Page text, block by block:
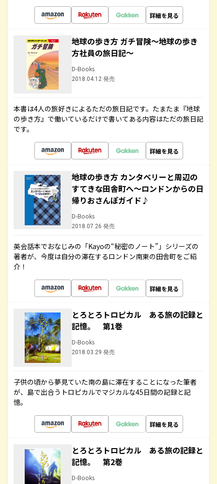
詳細を見る
地球の歩き方 ガチ冒険～地球の歩き
方社員の旅日記～
D-Books
2018.04.12 発売
本書は4人の旅好きによるただの旅日記です。たまたま『地球
の歩き方』で働いているだけで書いてある内容はただの旅日記
です。
詳細を見る
地球の歩き方 カンタベリーと周辺の
すてきな田舎町へ～ロンドンからの日
帰りおさんぽガイド♪
D-Books
2018.07.26 発売
英会話本でおなじみの「Kayoの“秘密のノート”」シリーズの
著者が、今度は自分の滞在するロンドン南東の田舎町をご紹
介！
詳細を見る
とろとろトロピカル ある旅の記録と
記憶。 第1巻
D-Books
2018.03.29 発売
子供の頃から夢見ていた南の島に滞在することになった筆者
が、島で出合うトロピカルでマジカルな45日間の記録と記
憶。
詳細を見る
とろとろトロピカル ある旅の記録と
記憶。 第2巻
D-Books